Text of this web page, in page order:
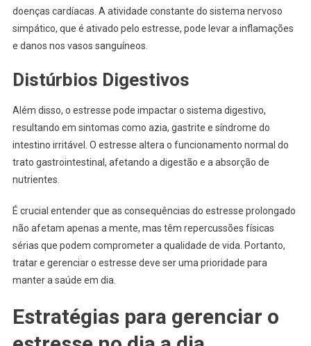
doenças cardíacas. A atividade constante do sistema nervoso
simpático, que é ativado pelo estresse, pode levar a inflamações
e danos nos vasos sanguíneos.
Distúrbios Digestivos
Além disso, o estresse pode impactar o sistema digestivo,
resultando em sintomas como azia, gastrite e síndrome do
intestino irritável. O estresse altera o funcionamento normal do
trato gastrointestinal, afetando a digestão e a absorção de
nutrientes.
É crucial entender que as consequências do estresse prolongado
não afetam apenas a mente, mas têm repercussões físicas
sérias que podem comprometer a qualidade de vida. Portanto,
tratar e gerenciar o estresse deve ser uma prioridade para
manter a saúde em dia.
Estratégias para gerenciar o